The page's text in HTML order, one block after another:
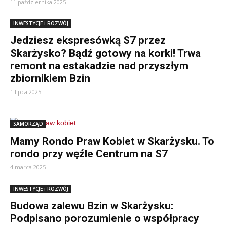
11 października 2025
INWESTYCJE i ROZWÓJ
Jedziesz ekspresówką S7 przez
Skarżysko? Bądź gotowy na korki! Trwa
remont na estakadzie nad przyszłym
zbiornikiem Bzin
1 lipca 2025
SAMORZĄD
Mamy Rondo Praw Kobiet w Skarżysku. To
rondo przy węźle Centrum na S7
4 marca 2025
INWESTYCJE i ROZWÓJ
Budowa zalewu Bzin w Skarżysku:
Podpisano porozumienie o współpracy